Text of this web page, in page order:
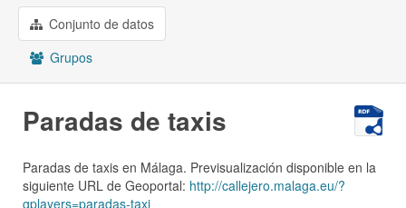
Grupos
Acerca de
Conjunto de datos
Grupos
Paradas de taxis
Paradas de taxis en Málaga. Previsualización disponible en la
siguiente URL de Geoportal: http://callejero.malaga.eu/?
gplayers=paradas-taxi